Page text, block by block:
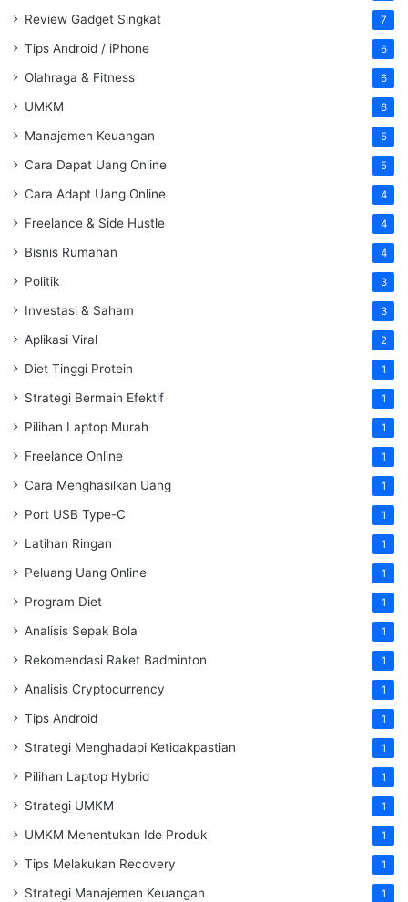
Review Gadget Singkat 7
Tips Android / iPhone 6
Olahraga & Fitness 6
UMKM 6
Manajemen Keuangan 5
Cara Dapat Uang Online 5
Cara Adapt Uang Online 4
Freelance & Side Hustle 4
Bisnis Rumahan 4
Politik 3
Investasi & Saham 3
Aplikasi Viral 2
Diet Tinggi Protein 1
Strategi Bermain Efektif 1
Pilihan Laptop Murah 1
Freelance Online 1
Cara Menghasilkan Uang 1
Port USB Type-C 1
Latihan Ringan 1
Peluang Uang Online 1
Program Diet 1
Analisis Sepak Bola 1
Rekomendasi Raket Badminton 1
Analisis Cryptocurrency 1
Tips Android 1
Strategi Menghadapi Ketidakpastian 1
Pilihan Laptop Hybrid 1
Strategi UMKM 1
UMKM Menentukan Ide Produk 1
Tips Melakukan Recovery 1
Strategi Manajemen Keuangan 1